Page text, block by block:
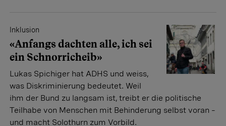
Inklusion
«Anfangs dachten alle, ich sei
ein Schnorricheib»
Lukas Spichiger hat ADHS und weiss,
was Diskriminierung bedeutet. Weil
ihm der Bund zu langsam ist, treibt er die politische
Teilhabe von Menschen mit Behinderung selbst voran –
und macht Solothurn zum Vorbild.